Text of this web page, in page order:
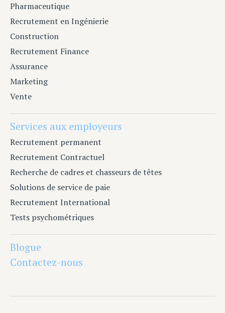
Pharmaceutique
Recrutement en Ingénierie
Construction
Recrutement Finance
Assurance
Marketing
Vente
Services aux employeurs
Recrutement permanent
Recrutement Contractuel
Recherche de cadres et chasseurs de têtes
Solutions de service de paie
Recrutement International
Tests psychométriques
Blogue
Contactez-nous